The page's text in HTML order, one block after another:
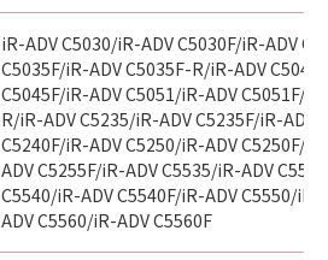
iR-ADV C5030/iR-ADV C5030F/iR-ADV
C5035F/iR-ADV C5035F-R/iR-ADV
C5045F/iR-ADV C5051/iR-ADV C5051F/
R/iR-ADV C5235/iR-ADV C5235F/iR-ADV
C5240F/iR-ADV C5250/iR-ADV C5250F/
ADV C5255F/iR-ADV C5535/iR-ADV
C5540/iR-ADV C5540F/iR-ADV C5550/iR-
ADV C5560/iR-ADV C5560F